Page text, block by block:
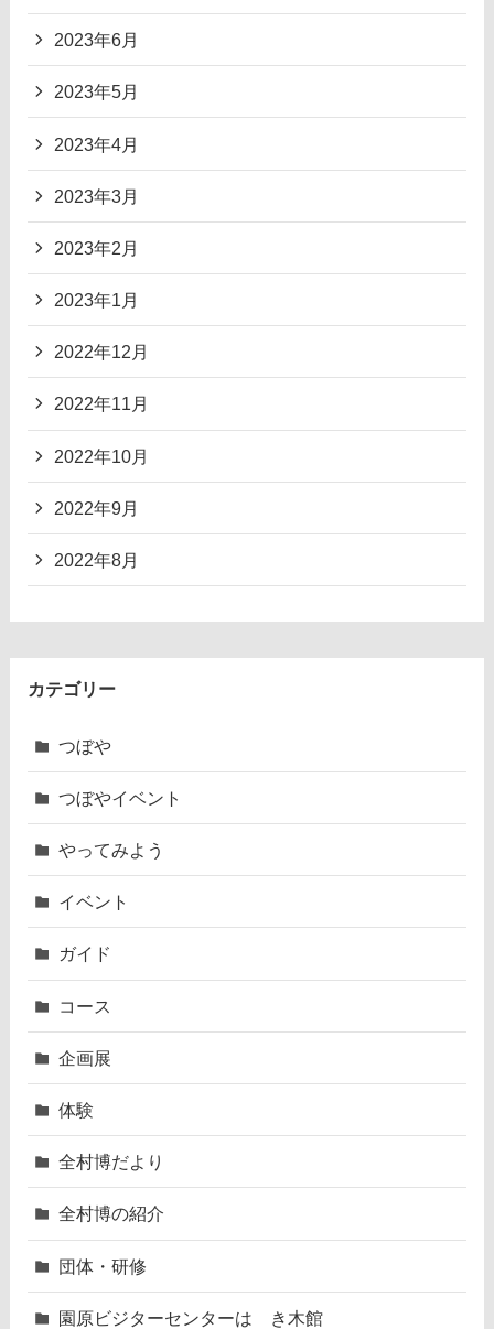
2023年6月
2023年5月
2023年4月
2023年3月
2023年2月
2023年1月
2022年12月
2022年11月
2022年10月
2022年9月
2022年8月
カテゴリー
つぼや
つぼやイベント
やってみよう
イベント
ガイド
コース
企画展
体験
全村博だより
全村博の紹介
団体・研修
園原ビジターセンターはゝき木館